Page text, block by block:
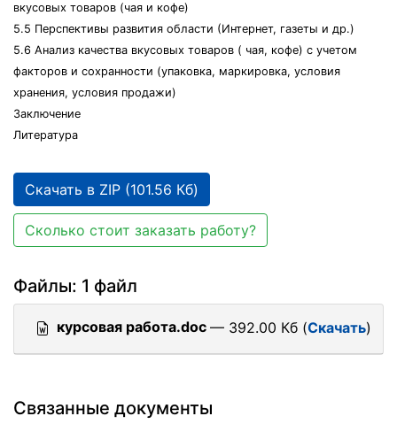
вкусовых товаров (чая и кофе)
5.5 Перспективы развития области (Интернет, газеты и др.)
5.6 Анализ качества вкусовых товаров ( чая, кофе) с учетом
факторов и сохранности (упаковка, маркировка, условия
хранения, условия продажи)
Заключение
Литература
Скачать в ZIP (101.56 Кб)
Сколько стоит заказать работу?
Файлы: 1 файл
курсовая работа.doc — 392.00 Кб (Скачать)
Связанные документы